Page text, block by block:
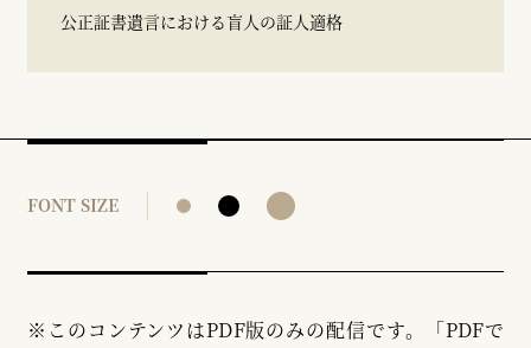
公正証書遺言における盲人の証人適格
FONT SIZE
※このコンテンツはPDF版のみの配信です。「PDFで